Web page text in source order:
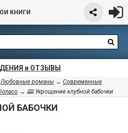
КНИГИ
и ОТЗЫВЫ
Любовные романы → Современные
→ 🕮 Укрощение клубной бабочки
БАБОЧКИ